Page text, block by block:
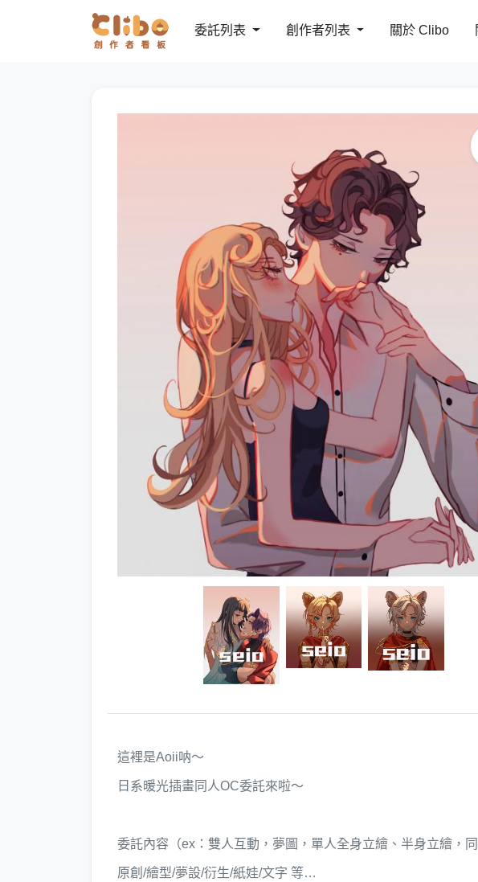
委託列表 創作者列表 關於 Clibo
這裡是Aoii呐～
日系暖光插畫同人OC委託來啦～
委託內容（ex：雙人互動，夢圖，單人全身立繪、半身立繪，同
原創/繪型/夢設/衍生/紙娃/文字 等…